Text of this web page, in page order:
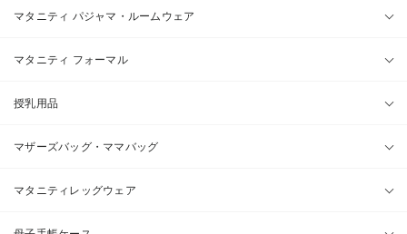
マタニティ パジャマ・ルームウェア
マタニティ フォーマル
授乳用品
マザーズバッグ・ママバッグ
マタニティレッグウェア